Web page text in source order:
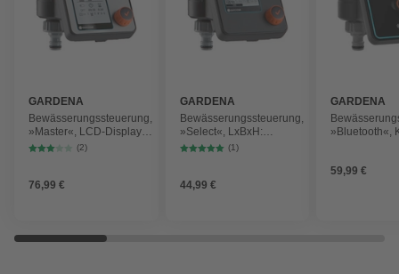
GARDENA
Bewässerungssteuerung,
»Master«, LCD-Display,
LxBxH: 12,5x10x14 cm,
(2)
76,99 €
GARDENA
Bewässerungssteuerung,
»Select«, LxBxH:
12,5x10x14 cm,
(1)
44,99 €
GARDENA
»Bluetooth«,
59,99 €